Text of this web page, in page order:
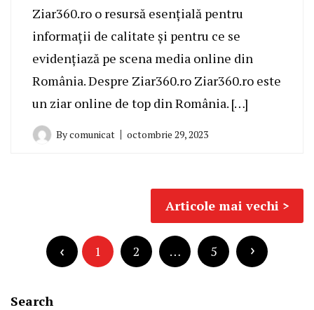
Ziar360.ro o resursă esențială pentru
informații de calitate și pentru ce se
evidențiază pe scena media online din
România. Despre Ziar360.ro Ziar360.ro este
un ziar online de top din România. […]
Bycomunicat octombrie 29, 2023
articole
Articole mai vechi
articole
1 2 … 5
Search